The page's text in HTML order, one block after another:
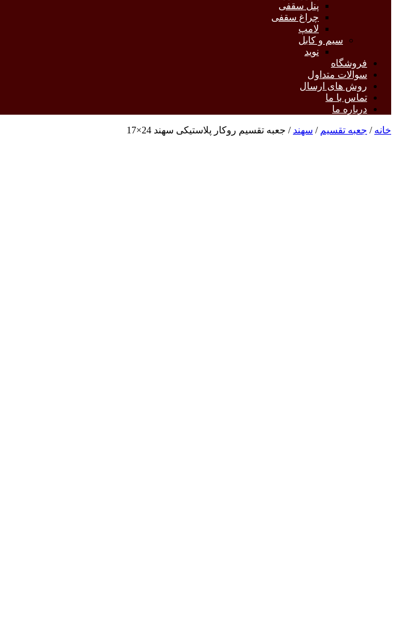
پنل سقفی
چراغ سقفی
لامپ
سیم و کابل
نوید
فروشگاه
سوالات متداول
روش های ارسال
تماس با ما
درباره ما
خانه / جعبه تقسیم / سهند / جعبه تقسیم روکار پلاستیکی سهند 24×17